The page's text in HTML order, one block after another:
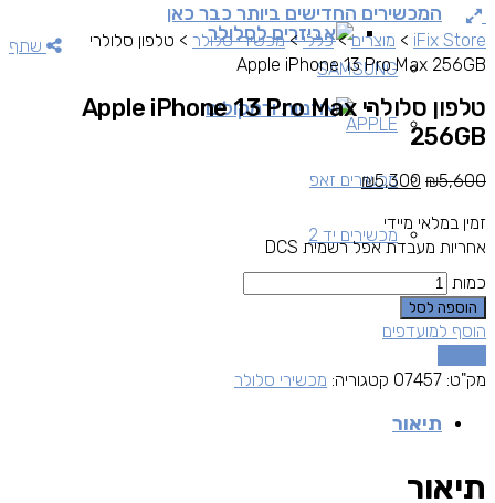
אביזרים לסלולר
אוזניות ורמקולים
המכשירים החדישים ביותר כבר כאן
SAMSUNG
APPLE
מכשירים זאפ
מכשירים יד 2
שתף iFix Store
> מוצרים>כללי>מכשירי סלולר > טלפון סלולרי
Apple iPhone 13 Pro Max 256GB
טלפון סלולרי Apple iPhone 13 Pro Max
256GB
₪5,600
₪5,300
זמין במלאי מיידי
אחריות מעבדת אפל רשמית DCS
כמות
הוספה לסל
הוסף למועדפים
מק"ט: 07457 קטגוריה: מכשירי סלולר
תיאור
תיאור